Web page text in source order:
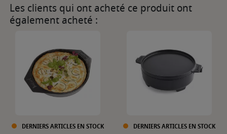
Les clients qui ont acheté ce produit ont
également acheté :
DERNIERS ARTICLES EN STOCK DERNIERS ARTICLES EN STOCK